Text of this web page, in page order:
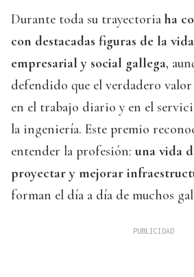
Durante toda su trayectoria ha
con destacadas figuras de la
empresarial y social gallega,
defendido que el verdadero valor
en el trabajo diario y en el
la ingeniería. Este premio
entender la profesión: una vida
proyectar y mejorar
forman el día a día de muchos